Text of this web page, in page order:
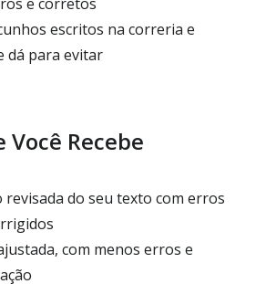
escritos na correria e
dá para evitar
Você Recebe
revisada do seu texto com erros
com menos erros e